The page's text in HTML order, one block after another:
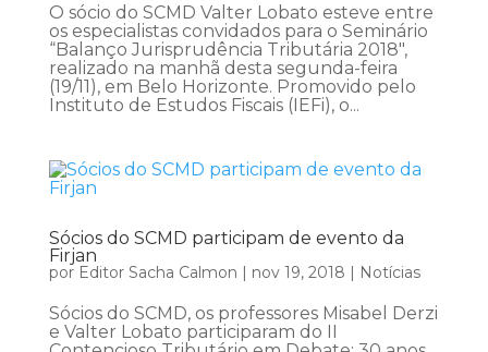
O sócio do SCMD Valter Lobato esteve entre
os especialistas convidados para o Seminário
“Balanço Jurisprudência Tributária 2018″,
realizado na manhã desta segunda-feira
(19/11), em Belo Horizonte. Promovido pelo
Instituto de Estudos Fiscais (IEFi), o...
Sócios do SCMD participam de evento da
Firjan
por Editor Sacha Calmon | nov 19, 2018 | Notícias
Sócios do SCMD, os professores Misabel Derzi
e Valter Lobato participaram do II